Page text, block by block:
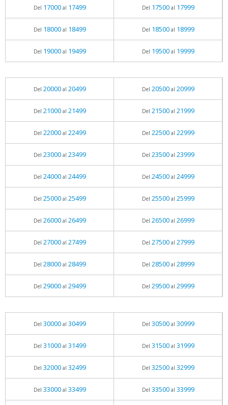
Del 17000al 17499 Del 17500al 17999
Del 18000al 18499 Del 18500al 18999
Del 19000al 19499 Del 19500al 19999
Del 20000al 20499 Del 20500al 20999
Del 21000al 21499 Del 21500al 21999
Del 22000al 22499 Del 22500al 22999
Del 23000al 23499 Del 23500al 23999
Del 24000al 24499 Del 24500al 24999
Del 25000al 25499 Del 25500al 25999
Del 26000al 26499 Del 26500al 26999
Del 27000al 27499 Del 27500al 27999
Del 28000al 28499 Del 28500al 28999
Del 29000al 29499 Del 29500al 29999
Del 30000al 30499 Del 30500al 30999
Del 31000al 31499 Del 31500al 31999
Del 32000al 32499 Del 32500al 32999
Del 33000al 33499 Del 33500al 33999